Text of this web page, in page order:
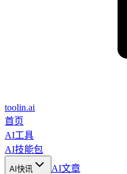
toolin.ai
首页
AI工具
AI技能包
AI快讯
AI文章